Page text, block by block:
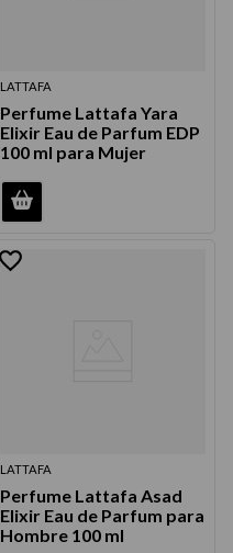
LATTAFA
Perfume Lattafa Yara
Elixir Eau de Parfum EDP
100 ml para Mujer
LATTAFA
Perfume Lattafa Asad
Elixir Eau de Parfum para
Hombre 100 ml